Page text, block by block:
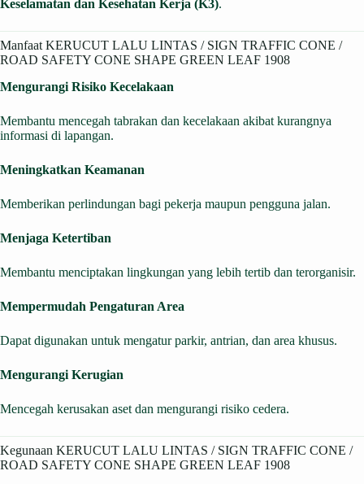
Keselamatan dan Kesehatan Kerja (K3).
Manfaat KERUCUT LALU LINTAS / SIGN TRAFFIC CONE /
ROAD SAFETY CONE SHAPE GREEN LEAF 1908
Mengurangi Risiko Kecelakaan
Membantu mencegah tabrakan dan kecelakaan akibat kurangnya
informasi di lapangan.
Meningkatkan Keamanan
Memberikan perlindungan bagi pekerja maupun pengguna jalan.
Menjaga Ketertiban
Membantu menciptakan lingkungan yang lebih tertib dan terorganisir.
Mempermudah Pengaturan Area
Dapat digunakan untuk mengatur parkir, antrian, dan area khusus.
Mengurangi Kerugian
Mencegah kerusakan aset dan mengurangi risiko cedera.
Kegunaan KERUCUT LALU LINTAS / SIGN TRAFFIC CONE /
ROAD SAFETY CONE SHAPE GREEN LEAF 1908